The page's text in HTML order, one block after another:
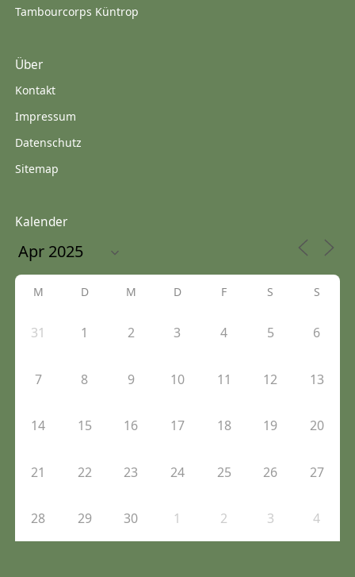
Tambourcorps Küntrop
Über
Kontakt
Impressum
Datenschutz
Sitemap
Kalender
M D M D F S S
31 1 2 3 4 5 6
7 8 9 10 11 12 13
14 15 16 17 18 19 20
21 22 23 24 25 26 27
28 29 30 1 2 3 4